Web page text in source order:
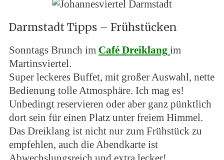
Darmstadt Tipps – Frühstücken
Sonntags Brunch im Café Dreiklang im
Martinsviertel.
Super leckeres Buffet, mit großer Auswahl, nette
Bedienung tolle Atmosphäre. Ich mag es!
Unbedingt reservieren oder aber ganz pünktlich
dort sein für einen Platz unter freiem Himmel.
Das Dreiklang ist nicht nur zum Frühstück zu
empfehlen, auch die Abendkarte ist